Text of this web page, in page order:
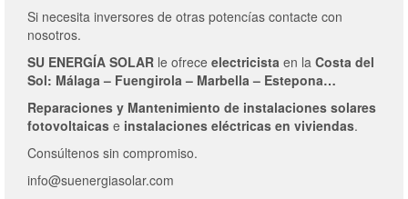
Si necesita inversores de otras potencías contacte con
nosotros.
SU ENERGÍA SOLAR le ofrece electricista en la Costa del
Sol: Málaga – Fuengirola – Marbella – Estepona…
Reparaciones y Mantenimiento de instalaciones solares
fotovoltaicas e instalaciones eléctricas en viviendas.
Consúltenos sin compromiso.
info@suenergiasolar.com